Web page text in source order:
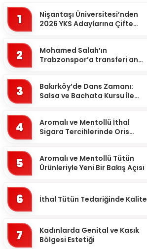
1
Nişantaşı Üniversitesi’nden
2026 YKS Adaylarına Çifte
2
Mohamed Salah’ın
Trabzonspor’a transferi an
3
Bakırköy’de Dans Zamanı:
Salsa ve Bachata Kursu İle
4
Aromalı ve Mentollü İthal
Sigara Tercihlerinde Oris
5
Aromalı ve Mentollü Tütün
Ürünleriyle Yeni Bir Bakış Açısı
6 İthal Tütün Tedariğinde Kalite
7
Kadınlarda Genital ve Kasık
Bölgesi Estetiği
Aksaray
Amasya
Antalya
Artvin
Aydın
Balıkesir
Bartın
Batman
Bayburt
Bilecik
Bingöl
Bitlis
Bolu